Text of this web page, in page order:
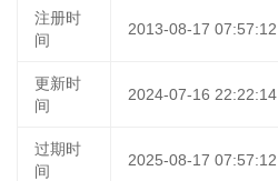
注册时
间
2013-08-17 07:57:12
更新时
间
2024-07-16 22:22:14
过期时
间
2025-08-17 07:57:12